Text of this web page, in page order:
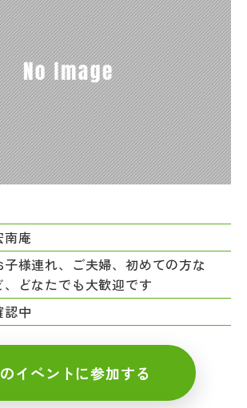
南庵
子様連れ、ご夫婦、初めての方な
、どなたでも大歓迎です
認中
イベントに参加する